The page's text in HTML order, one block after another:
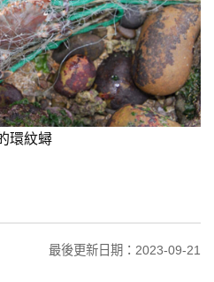
環紋蟳
最後更新日期：2023-09-21